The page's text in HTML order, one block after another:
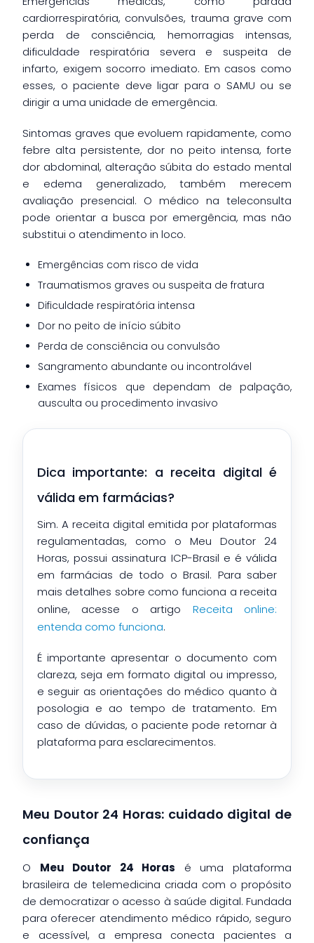
cardiorrespiratória, convulsões, trauma grave com
perda de consciência, hemorragias intensas,
dificuldade respiratória severa e suspeita de
infarto, exigem socorro imediato. Em casos como
esses, o paciente deve ligar para o SAMU ou se
dirigir a uma unidade de emergência.
Sintomas graves que evoluem rapidamente, como
febre alta persistente, dor no peito intensa, forte
dor abdominal, alteração súbita do estado mental
e edema generalizado, também merecem
avaliação presencial. O médico na teleconsulta
pode orientar a busca por emergência, mas não
substitui o atendimento in loco.
Emergências com risco de vida
Traumatismos graves ou suspeita de fratura
Dificuldade respiratória intensa
Dor no peito de início súbito
Perda de consciência ou convulsão
Sangramento abundante ou incontrolável
Exames físicos que dependam de palpação,
ausculta ou procedimento invasivo
Dica importante: a receita digital é
válida em farmácias?
Sim. A receita digital emitida por plataformas
regulamentadas, como o Meu Doutor 24
Horas, possui assinatura ICP-Brasil e é válida
em farmácias de todo o Brasil. Para saber
mais detalhes sobre como funciona a receita
online, acesse o artigo Receita online:
entenda como funciona.
É importante apresentar o documento com
clareza, seja em formato digital ou impresso,
e seguir as orientações do médico quanto à
posologia e ao tempo de tratamento. Em
caso de dúvidas, o paciente pode retornar à
plataforma para esclarecimentos.
Meu Doutor 24 Horas: cuidado digital de
confiança
O Meu Doutor 24 Horas é uma plataforma
brasileira de telemedicina criada com o propósito
de democratizar o acesso à saúde digital. Fundada
para oferecer atendimento médico rápido, seguro
e acessível, a empresa conecta pacientes a